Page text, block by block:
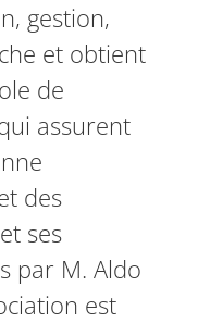
gestion,
et obtient
de
assurent
des
ses
par M. Aldo
est